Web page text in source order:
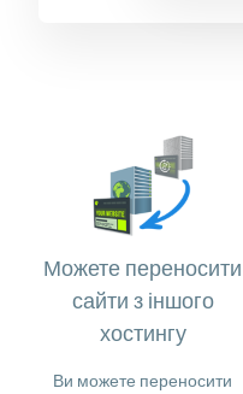
Можете переносити
сайти з іншого
хостингу
Ви можете переносити